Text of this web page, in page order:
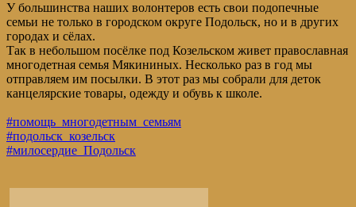
У большинства наших волонтеров есть свои подопечные
семьи не только в городском округе Подольск, но и в других
городах и сёлах.
Так в небольшом посёлке под Козельском живет православная
многодетная семья Мякининых. Несколько раз в год мы
отправляем им посылки. В этот раз мы собрали для деток
канцелярские товары, одежду и обувь к школе.
#помощь_многодетным_семьям
#подольск_козельск
#милосердие_Подольск